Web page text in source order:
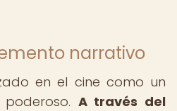
narrativo
en el cine como un
A través del